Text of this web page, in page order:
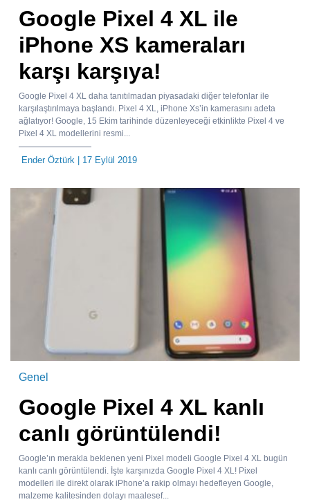
Google Pixel 4 XL ile
iPhone XS kameraları
karşı karşıya!
Google Pixel 4 XL daha tanıtılmadan piyasadaki diğer telefonlar ile
karşılaştırılmaya başlandı. Pixel 4 XL, iPhone Xs’in kamerasını adeta
ağlatıyor! Google, 15 Ekim tarihinde düzenleyeceği etkinlikte Pixel 4 ve
Pixel 4 XL modellerini resmi...
Ender Öztürk | 17 Eylül 2019
Genel
Google Pixel 4 XL kanlı
canlı görüntülendi!
Google’ın merakla beklenen yeni Pixel modeli Google Pixel 4 XL bugün
kanlı canlı görüntülendi. İşte karşınızda Google Pixel 4 XL! Pixel
modelleri ile direkt olarak iPhone’a rakip olmayı hedefleyen Google,
malzeme kalitesinden dolayı maalesef...